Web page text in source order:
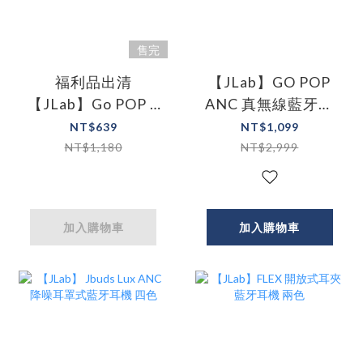
售完
福利品出清
【JLab】Go POP +
真無線藍牙耳機
NT$639
NT$1,180
加入購物車
【JLab】GO POP
ANC 真無線藍牙耳
機
NT$1,099
NT$2,999
加入購物車